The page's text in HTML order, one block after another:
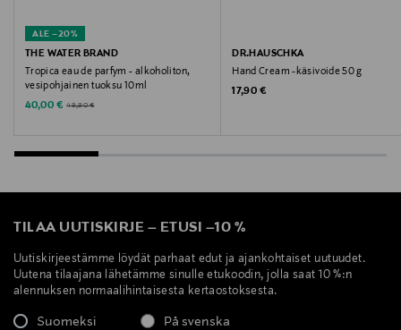
ALE –20%
THE WATER BRAND
Tropica eau de parfym - alkoholiton,
vesipohjainen tuoksu 10ml
Discounted Price
40,00 € Original Price
49,90 €
DR.HAUSCHKA
Hand Cream -käsivoide 50 g
Original Price
17,90 €
TILAA UUTISKIRJE – ETUSI –10 %
Uutiskirjeestämme löydät parhaat edut ja ajankohtaiset uutuudet.
Uutena tilaajana lähetämme sinulle etukoodin, jolla saat 10 %:n
alennuksen normaalihintaisesta kertaostoksesta.
Suomeksi På svenska